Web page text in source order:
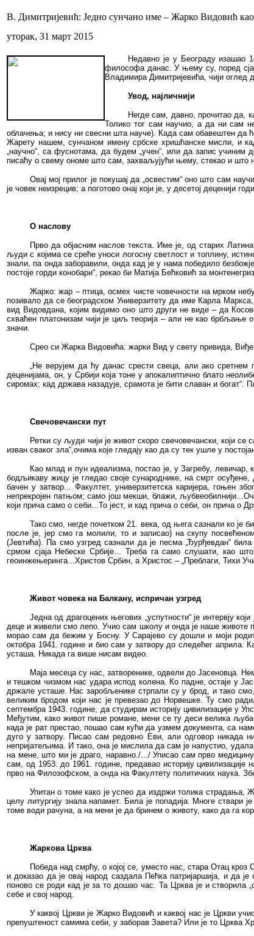
В. Димитријевић: Једно сунчано име – Жарко Видовић
уторак, 31 март 2015
Недавно је у Београду изашао
философа данас. У њему су, поред
Владимира Димитријевића, чији оглед
Увод, најличнији
Негде сам, давно, прочитао да,
Толико тог сам научио, а да ни сам
облачења; и нису ни свесни шта науче). Када сам обавештен да
Жарету нашем, сунчаном имену србске хришћанске мисли, и
„научно“, са фуснотама, да будем „учен“, или да запис учиним
писаћу о свему ономе што сам, захваљујући њему, стекао и што
Овај мој прилог је покушај да „освестим“ оно што сам
је човек неизрецив; а поготово онај који је, у десетој деценији
О наслову
Прво да објасним наслов текста. Име је, од старих
људи с којима се среће уноси логосну светлост и топлину,
знали, па онда заборавили, онда кад је у нама победило
постоје горди конобари“, рекао би Матија Бећковић за
Жарко: жар – птица, осмех чисте човечности на мрком
позивало да се београдском Универзитету да име Карла
вид Видовдана, којим видимо оно што други не виде – да
схваћен платонизам чији је циљ теорија – али не као брбљање
значи.
Срео си Жарка Видовића: жарки Вид у свету привида,
„Не верујем да ћу данас срести свеца, али ако
деценијама, он, у Србији која тоне у апокалиптично блато
сиромах; кад држава назадује, срамота је бити славан и
Свечовечански пут
Ретки су људи чији је живот скоро свечовечански, који
изван сваког зла“,очима које гледају као да су тек ушле у
Као млад и пун идеализма, постао је, у Загребу, левичар,
бодљикаву жицу је гледао своје сународнике, на смрт
бачен у затвор... Факултет, универзитетска каријера, гоњен
непрекројен патњом; само још мекши, блажи,
који прича само о себи...То јест, и кад прича о себи, он прича о
Тако смо, негде почетком 21. века, од њега сазнали ко је
после је, јер смо га молили, то и записао) на скупу
(Јевтића). Па смо узгред сазнали да је песма „Ђурђевдан“
срмом сјаја Небеске Србије... Треба га само слушати, као
геоинжењеринга...Христов Србин, а Христос – „Преблаги, Тихи
Живот човека на Балкану, испричан узгред
Једна од драгоцених његових „успутности“ је интервју
деце и живели смо лепо. Учио сам школу и онда је наше животе
морао сам да бежим у Босну. У Сарајево су дошли и моји
октобра 1941. године и био сам у затвору до следећег априла.
усташа. Никада га више нисам видео.
Маја месеца су нас, затворенике, одвели до Јасеновца.
и тешком чизмом нас удара испод колена. Ко падне, остаје у
држале усташе. Нас заробљенике стрпали су у брод, и тако
великим бродом који нас је превезао до Норвешке. Ту смо
септембра 1943. године, да студирам историју цивилизације у
Међутим, како живот пише романе, мени се ту деси велика
када је рат престао, пошао сам кући да узмем документа, са
дуго у затвору. Писао сам редовно Еви, али одговор никада
непријатељима. И тако, она је мислила да сам је напустио,
на мене, што ми је драго, наравно./.../ Уписао сам прво
сам, од 1953. до 1961. године, предавао историју
прво на Филозофском, а онда на Факултету политичких наука.
Упитан о томе како је успео да издржи толика страдања,
целу литургију знала напамет. Била је попадија. Многе ствари
томе води рачуна, а на мени је да бринем о животу, како да га
Жаркова Црква
Победа над смрћу, о којој се, уместо нас, стара Отац
и доказао да је овај народ саздала Пећка патријаршија, и да
поново се роди кад је за то дошао час. Та Црква је и створила
себе и свој народ.
У каквој Цркви је Жарко Видовић и каквој нас је Цркви
препуштеност самима себи, у заборав Завета? Или је то Црква